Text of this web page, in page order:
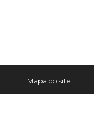
Mapa do site